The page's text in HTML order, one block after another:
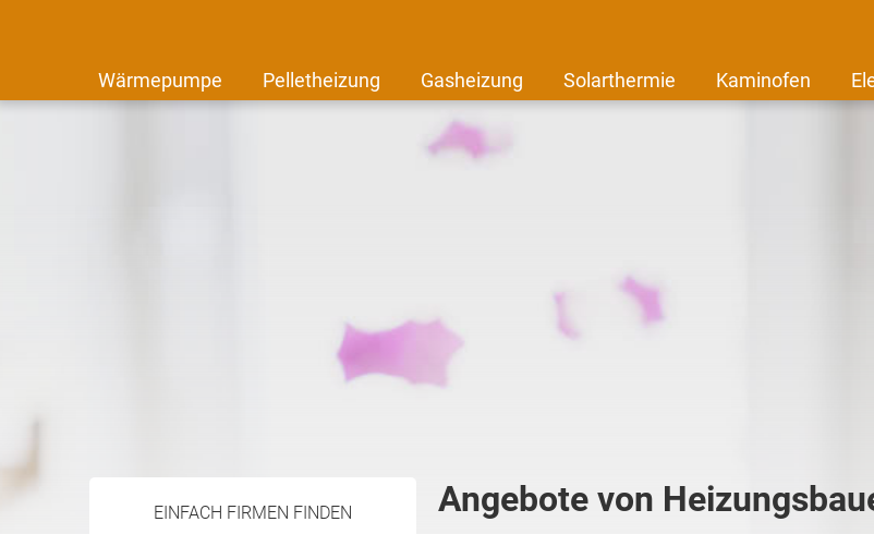
Wärmepumpe Pelletheizung Gasheizung Solarthermie Kaminofen
EINFACH FIRMEN FINDEN Angebote von